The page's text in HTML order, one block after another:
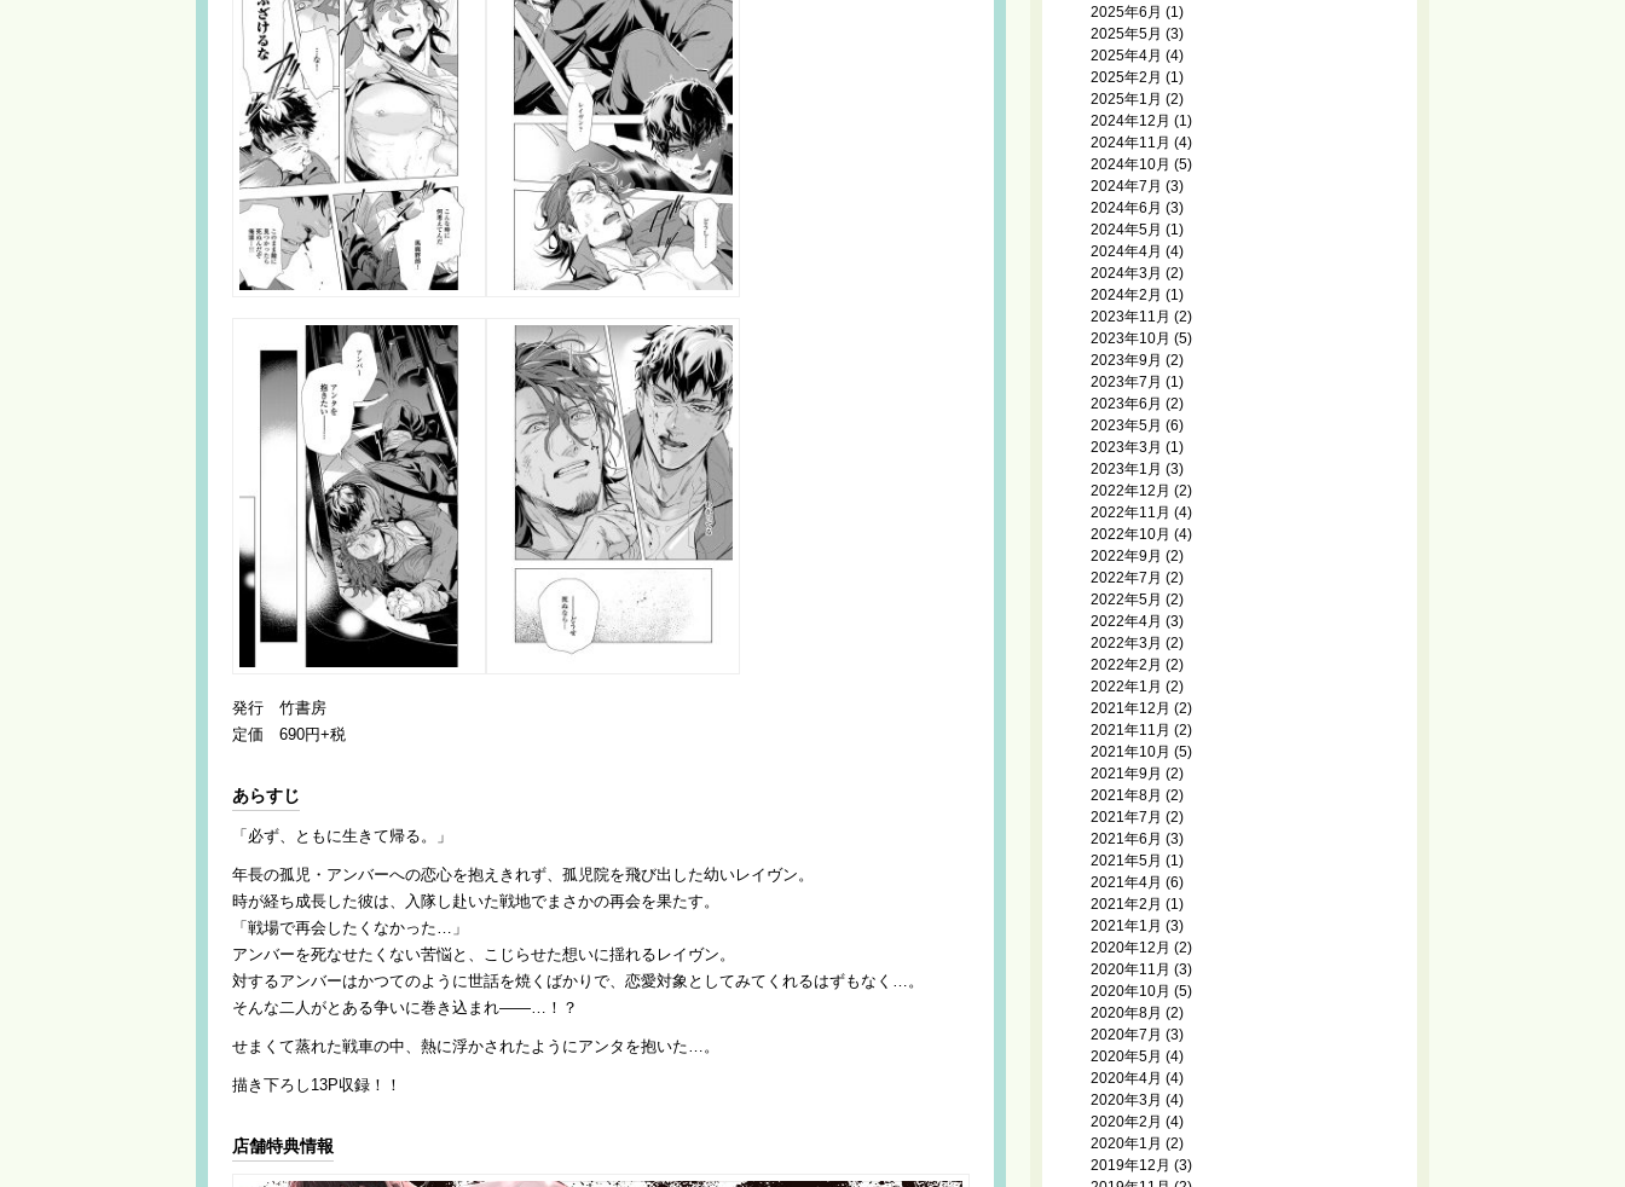
発行 竹書房
定価 690円+税
あらすじ
「必ず、ともに生きて帰る。」
年長の孤児・アンバーへの恋心を抱えきれず、孤児院を飛び出した幼いレイヴン。
時が経ち成長した彼は、入隊し赴いた戦地でまさかの再会を果たす。
「戦場で再会したくなかった…」
アンバーを死なせたくない苦悩と、こじらせた想いに揺れるレイヴン。
対するアンバーはかつてのように世話を焼くばかりで、恋愛対象としてみてくれるはずもなく…。
そんな二人がとある争いに巻き込まれ――…！？
せまくて蒸れた戦車の中、熱に浮かされたようにアンタを抱いた…。
描き下ろし13P収録！！
店舗特典情報
2025年6月 (1)
2025年5月 (3)
2025年4月 (4)
2025年2月 (1)
2025年1月 (2)
2024年12月 (1)
2024年11月 (4)
2024年10月 (5)
2024年7月 (3)
2024年6月 (3)
2024年5月 (1)
2024年4月 (4)
2024年3月 (2)
2024年2月 (1)
2023年11月 (2)
2023年10月 (5)
2023年9月 (2)
2023年7月 (1)
2023年6月 (2)
2023年5月 (6)
2023年3月 (1)
2023年1月 (3)
2022年12月 (2)
2022年11月 (4)
2022年10月 (4)
2022年9月 (2)
2022年7月 (2)
2022年5月 (2)
2022年4月 (3)
2022年3月 (2)
2022年2月 (2)
2022年1月 (2)
2021年12月 (2)
2021年11月 (2)
2021年10月 (5)
2021年9月 (2)
2021年8月 (2)
2021年7月 (2)
2021年6月 (3)
2021年5月 (1)
2021年4月 (6)
2021年2月 (1)
2021年1月 (3)
2020年12月 (2)
2020年11月 (3)
2020年10月 (5)
2020年8月 (2)
2020年7月 (3)
2020年5月 (4)
2020年4月 (4)
2020年3月 (4)
2020年2月 (4)
2020年1月 (2)
2019年12月 (3)